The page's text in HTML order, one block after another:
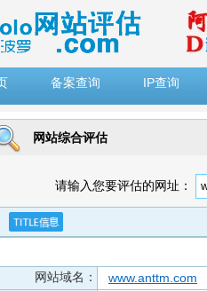
备案查询 IP查询
网站综合评估
请输入您要评估的网址：
网站域名：
www.anttm.com